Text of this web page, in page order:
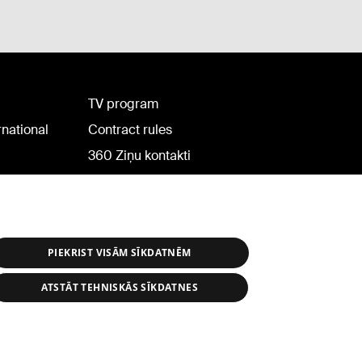
TV program
Contract rules
360 Ziņu kontakti
PIEKRIST VISĀM SĪKDATNĒM
ATSTĀT TEHNISKĀS SĪKDATNES